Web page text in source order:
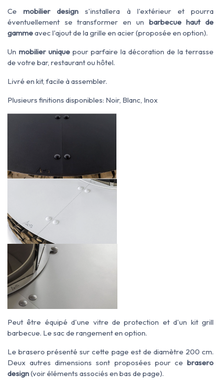
Cemobilier design s'installera à l'extérieur et pourra
éventuellement se transformer en un barbecue haut de
gammeavec l'ajout de la grille en acier (proposée en option).
Un mobilier unique pour parfaire la décoration de la terrasse
de votre bar, restaurant ou hôtel.
Livré en kit, facile à assembler.
Plusieurs finitions disponibles: Noir, Blanc, Inox
Peut être équipé d'une vitre de protection et d'un kit grill
barbecue. Le sac de rangement en option.
Le brasero présenté sur cette page est de diamètre 200 cm.
Deux autres dimensions sont proposées pour ce brasero
design(voir éléments associés en bas de page).